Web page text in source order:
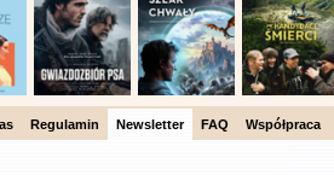
Regulamin Newsletter FAQ Współpraca